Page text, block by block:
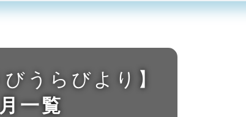
うらびより】
一覧